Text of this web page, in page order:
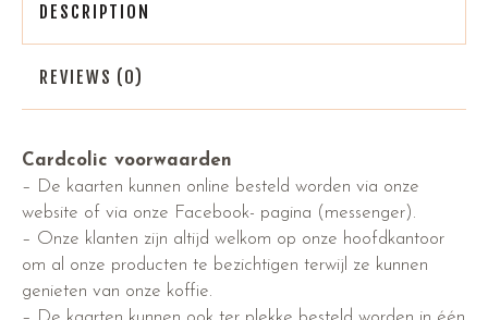
DESCRIPTION
REVIEWS (0)
Cardcolic voorwaarden
– De kaarten kunnen online besteld worden via onze
website of via onze Facebook- pagina (messenger).
– Onze klanten zijn altijd welkom op onze hoofdkantoor
om al onze producten te bezichtigen terwijl ze kunnen
genieten van onze koffie.